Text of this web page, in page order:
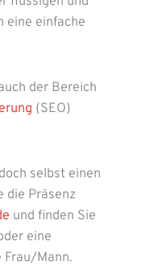
eine einfache
der Bereich
(SEO)
selbst einen
die Präsenz
und finden Sie
eine
Frau/Mann.